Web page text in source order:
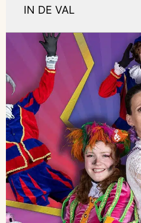
IN DE VAL